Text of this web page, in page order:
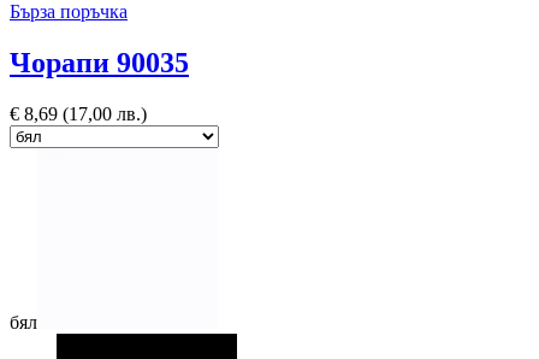
Бърза поръчка
Чорапи 90035
€ 8,69 (17,00 лв.)
бял